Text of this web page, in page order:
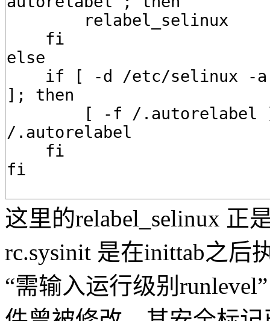
这里的relabel_selinux 正
rc.sysinit 是在inittab之后
“需输入运行级别